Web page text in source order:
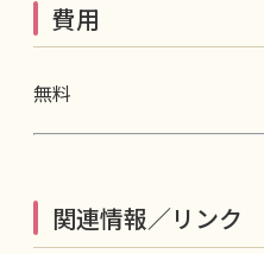
費用
無料
関連情報／リンク